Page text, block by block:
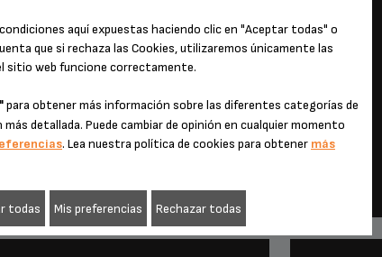
POSTRE
aquí expuestas haciendo clic en "Aceptar todas" o
que si rechaza las Cookies, utilizaremos únicamente las
sitio web funcione correctamente.
para obtener más información sobre las diferentes categorías de
detallada. Puede cambiar de opinión en cualquier momento
. Lea nuestra política de cookies para obtener más
todas Mis preferencias Rechazar todas